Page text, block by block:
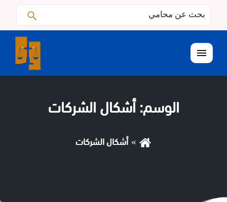
البحث
عن:
القائمة
الوسم:أشكال الشركات
أشكال الشركات